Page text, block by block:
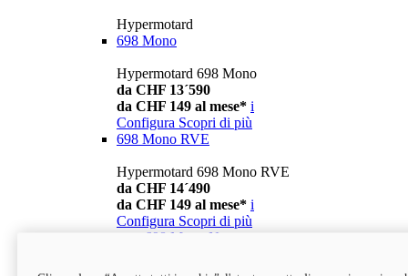
Hypermotard
698 Mono
Hypermotard 698 Mono
da CHF 13´590
da CHF 149 al mese* i
Configura Scopri di più
698 Mono RVE
Hypermotard 698 Mono RVE
da CHF 14´490
da CHF 149 al mese* i
Configura Scopri di più
698 Mono Nera
Hypermotard 698 Mono Nera